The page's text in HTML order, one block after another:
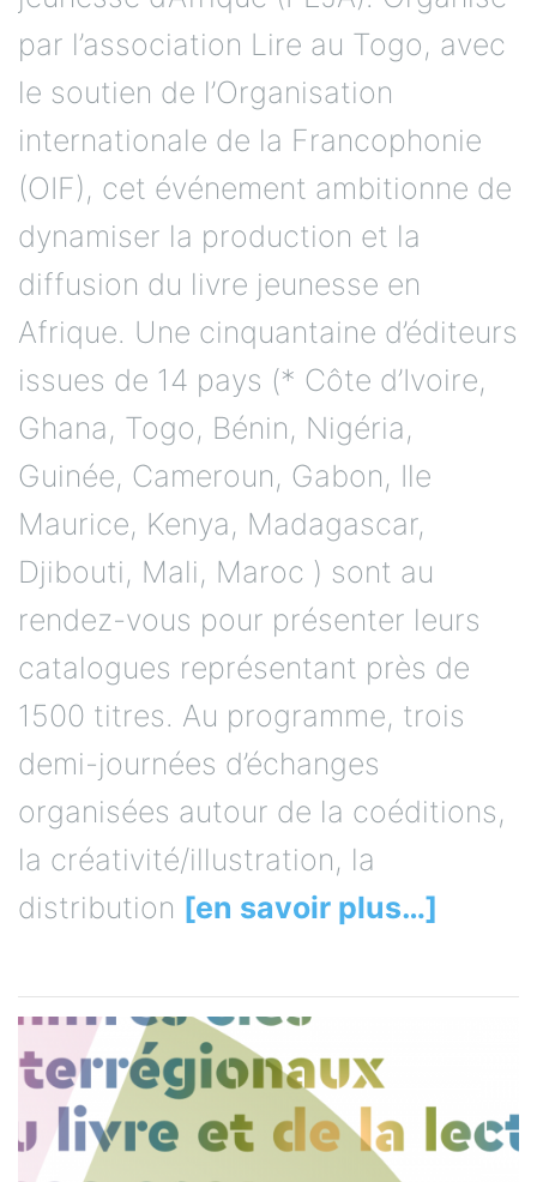
par l’association Lire au Togo, avec
le soutien de l’Organisation
internationale de la Francophonie
(OIF), cet événement ambitionne de
dynamiser la production et la
diffusion du livre jeunesse en
Afrique. Une cinquantaine d’éditeurs
issues de 14 pays (* Côte d’Ivoire,
Ghana, Togo, Bénin, Nigéria,
Guinée, Cameroun, Gabon, Ile
Maurice, Kenya, Madagascar,
Djibouti, Mali, Maroc ) sont au
rendez-vous pour présenter leurs
catalogues représentant près de
1500 titres. Au programme, trois
demi-journées d’échanges
organisées autour de la coéditions,
la créativité/illustration, la
distribution[en savoir plus…]